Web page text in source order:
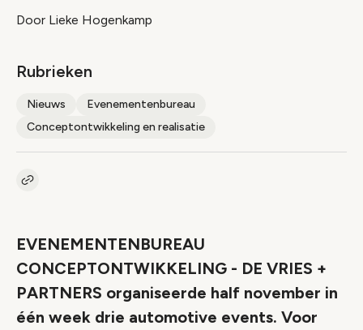
Door Lieke Hogenkamp
Rubrieken
Nieuws
Evenementenbureau
Conceptontwikkeling en realisatie
Kopieer link naar artikel
EVENEMENTENBUREAU
CONCEPTONTWIKKELING - DE VRIES +
PARTNERS organiseerde half november in
één week drie automotive events. Voor